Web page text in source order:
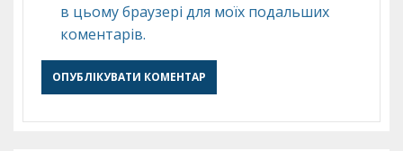
в цьому браузері для моїх подальших
коментарів.